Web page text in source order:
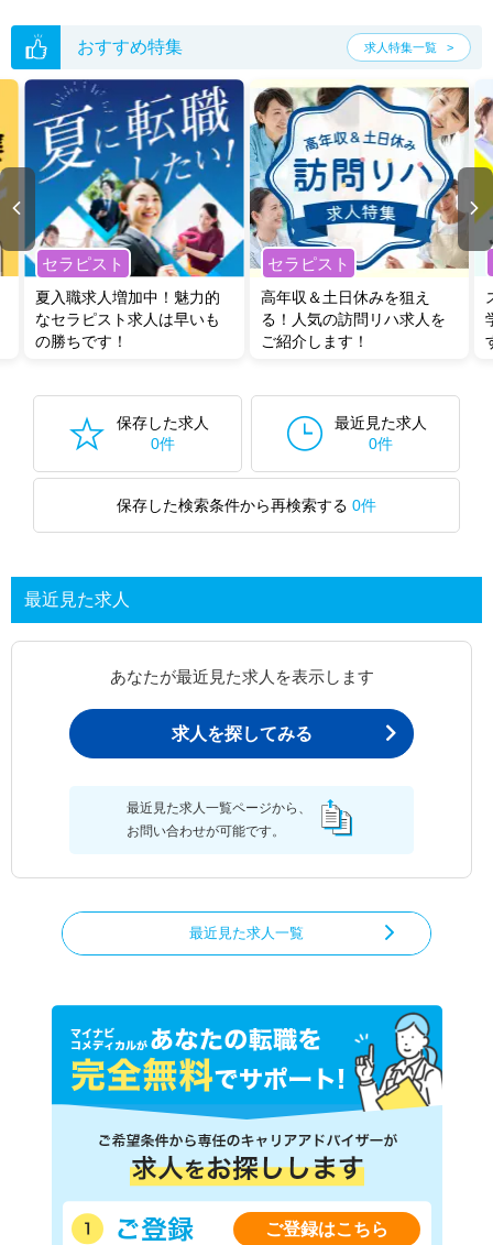
おすすめ特集 求人特集一覧
セラピスト
夏入職求人増加中！魅力的
なセラピスト求人は早いも
の勝ちです！
セラピスト
高年収＆土日休みを狙え
る！人気の訪問リハ求人を
ご紹介します！
保存した求人
0件
最近見た求人
0件
保存した検索条件から再検索する 0件
最近見た求人
あなたが最近見た求人を表示します
求人を探してみる
最近見た求人一覧ページから、
お問い合わせが可能です。
最近見た求人一覧
ご登録はこちら